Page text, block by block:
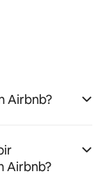
Airbnb?
Airbnb?